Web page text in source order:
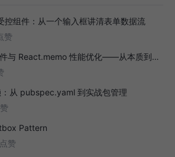
控组件：从一个输入框讲清表单数据流
赞
React 受控/非受控组件与 React.memo 性能优化——从本质到实战
从 pubspec.yaml 到实战包管理
Pattern
赞